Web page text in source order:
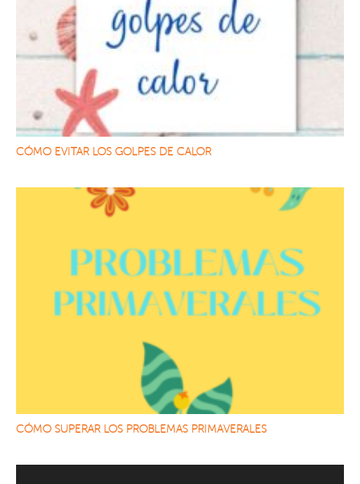
CÓMO EVITAR LOS GOLPES DE CALOR
CÓMO SUPERAR LOS PROBLEMAS PRIMAVERALES